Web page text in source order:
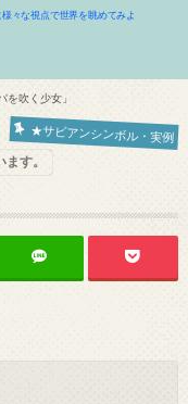
々な視点で世界を眺めてみよ
を吹く少女」
★サビアンシンボル・実例
す。